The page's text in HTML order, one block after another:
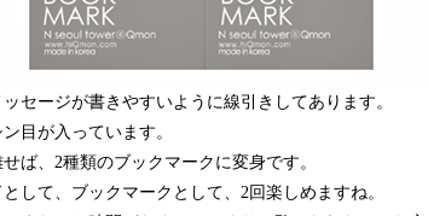
セージが書きやすいように線引きしてあります。
目が入っています。
ば、2種類のブックマークに変身です。
して、ブックマークとして、2回楽しめますね。